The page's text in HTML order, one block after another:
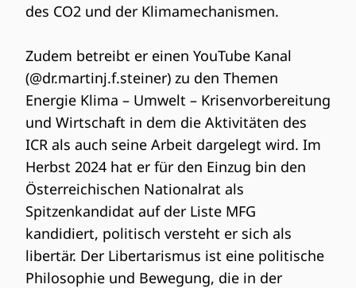
des CO2 und der Klimamechanismen.
Zudem betreibt er einen YouTube Kanal
(@dr.martinj.f.steiner) zu den Themen
Energie Klima – Umwelt – Krisenvorbereitung
und Wirtschaft in dem die Aktivitäten des
ICR als auch seine Arbeit dargelegt wird. Im
Herbst 2024 hat er für den Einzug bin den
Österreichischen Nationalrat als
Spitzenkandidat auf der Liste MFG
kandidiert, politisch versteht er sich als
libertär. Der Libertarismus ist eine politische
Philosophie und Bewegung, die in der